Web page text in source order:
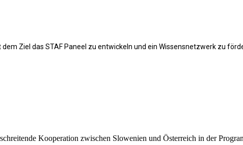
Ziel das STAF Paneel zu entwickeln und ein Wissensnetzwerk zu
Kooperation zwischen Slowenien und Österreich in der